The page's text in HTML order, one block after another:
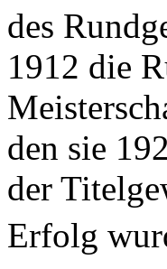
des
1912 die
den sie
der
Erfolg